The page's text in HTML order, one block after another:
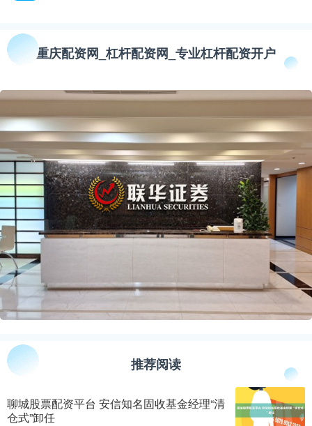
重庆配资网_杠杆配资网_专业杠杆配资开户
推荐阅读
聊城股票配资平台 安信知名固收基金经理“清
仓式”卸任